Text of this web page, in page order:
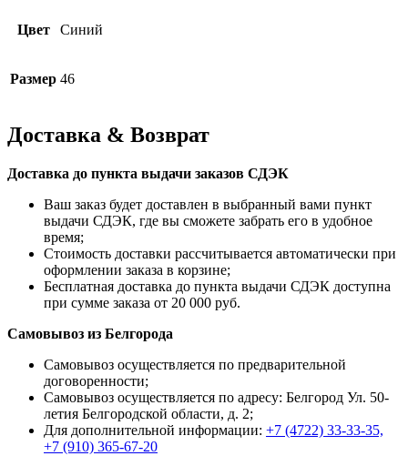
Цвет Синий
Размер 46
Доставка & Возврат
Доставка до пункта выдачи заказов СДЭК
Ваш заказ будет доставлен в выбранный вами пункт
выдачи СДЭК, где вы сможете забрать его в удобное
время;
Стоимость доставки рассчитывается автоматически при
оформлении заказа в корзине;
Бесплатная доставка до пункта выдачи СДЭК доступна
при сумме заказа от 20 000 руб.
Самовывоз из Белгорода
Самовывоз осуществляется по предварительной
договоренности;
Самовывоз осуществляется по адресу: Белгород Ул. 50-
летия Белгородской области, д. 2;
Для дополнительной информации: +7 (4722) 33-33-35,
+7 (910) 365-67-20